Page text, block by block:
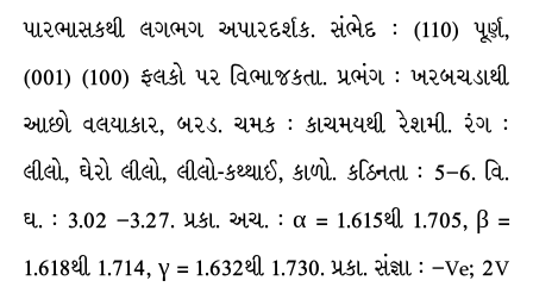
પારભાસકથી લગભગ અપારદર્શક. સંભેદ : (110) પૂર્ણ,
(001) (100) ફલકો પર વિભાજકતા. પ્રભંગ : ખરબચડાથી
આછો વલયાકાર, બરડ. ચમક : કાચમયથી રેશમી. રંગ :
લીલો, ઘેરો લીલો, લીલો-કથ્થાઈ, કાળો. કઠિનતા : 5–6. વિ.
ઘ. : 3.02 –3.27. પ્રકા. અચ. : α = 1.615થી 1.705, β =
1.618થી 1.714, γ = 1.632થી 1.730. પ્રકા. સંજ્ઞા : –Ve; 2V